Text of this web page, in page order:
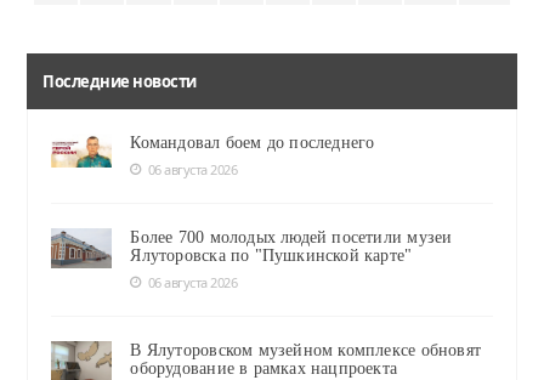
Последние новости
Командовал боем до последнего
06 августа 2026
Более 700 молодых людей посетили музеи
Ялуторовска по "Пушкинской карте"
06 августа 2026
В Ялуторовском музейном комплексе обновят
оборудование в рамках нацпроекта